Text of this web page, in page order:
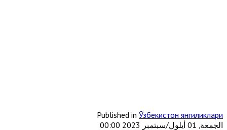
Published in Ўзбекистон янгиликлари
الجمعة, 01 أيلول/سبتمبر 2023 00:00